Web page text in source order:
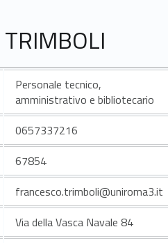
TRIMBOLI
Personale tecnico,
amministrativo e bibliotecario
0657337216
67854
francesco.trimboli@uniroma3.it
Via della Vasca Navale 84